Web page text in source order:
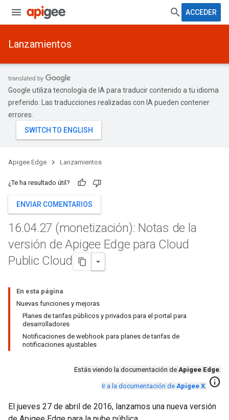
ACCEDER
Lanzamientos
Google utiliza tecnología de IA para traducir contenido a tu idioma
preferido. Las traducciones realizadas con IA pueden contener
errores.
Apigee Edge Lanzamientos
¿Te ha resultado útil?
ENVIAR COMENTARIOS
16.04.27 (monetización): Notas de la
versión de Apigee Edge para Cloud
Public Cloud
En esta página
Nuevas funciones y mejoras
Planes de tarifas públicos y privados para el portal para
desarrolladores
Notificaciones de webhook para planes de tarifas de
notificaciones ajustables
Estás viendo la documentación de Apigee Edge.
Ir a la documentación de Apigee X. info
El jueves 27 de abril de 2016, lanzamos una nueva versión